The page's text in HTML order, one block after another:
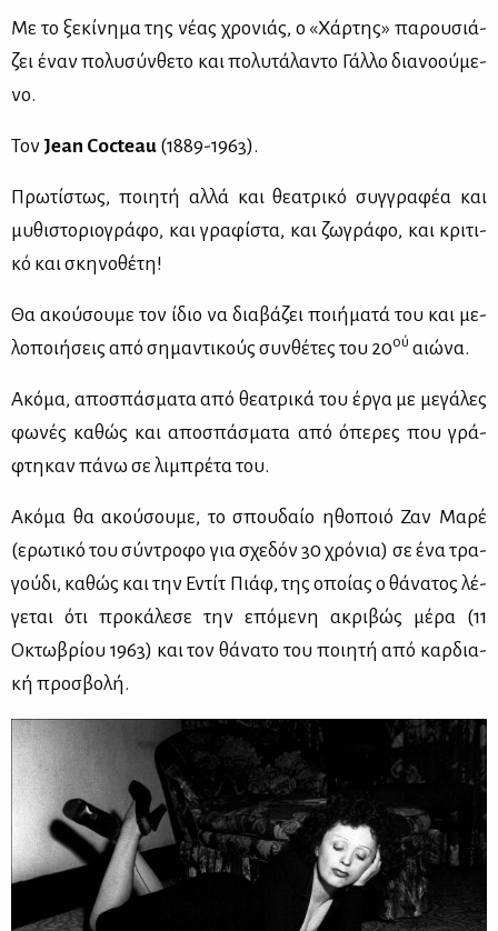
Με το ξε­κί­νη­μα της νέ­ας χρο­νιάς, ο «Χάρ­της» πα­ρου­σιά­
ζει έναν πο­λυ­σύν­θε­το και πο­λυ­τά­λα­ντο Γάλ­λο δια­νο­ού­με­
νο.
Τον Jean Cocteau (1889-1963).
Πρω­τί­στως, ποι­η­τή αλ­λά και θε­α­τρι­κό συγ­γρα­φέα και
μυ­θι­στο­ριο­γρά­φο, και γρα­φί­στα, και ζω­γρά­φο, και κρι­τι­
κό και σκη­νο­θέ­τη!
Θα ακού­σου­με τον ίδιο να δια­βά­ζει ποι­ή­μα­τά του και με­
λο­ποι­ή­σεις από ση­μα­ντι­κούς συν­θέ­τες του 20ού αιώ­να.
Ακό­μα, απο­σπά­σμα­τα από θε­α­τρι­κά του έρ­γα με με­γά­λες
φω­νές κα­θώς και απο­σπά­σμα­τα από όπε­ρες που γρά­
φτη­καν πά­νω σε λι­μπρέ­τα του.
Ακό­μα θα ακού­σου­με, το σπου­δαίο ηθο­ποιό Ζαν Μα­ρέ
(ερω­τι­κό του σύ­ντρο­φο για σχε­δόν 30 χρό­νια) σε ένα τρα­
γού­δι, κα­θώς και την Εντίτ Πιάφ, της οποί­ας ο θά­να­τος λέ­
γε­ται ότι προ­κά­λε­σε την επό­με­νη ακρι­βώς μέ­ρα (11
Οκτω­βρί­ου 1963) και τον θά­να­το του ποι­η­τή από καρ­δια­
κή προ­σβο­λή.